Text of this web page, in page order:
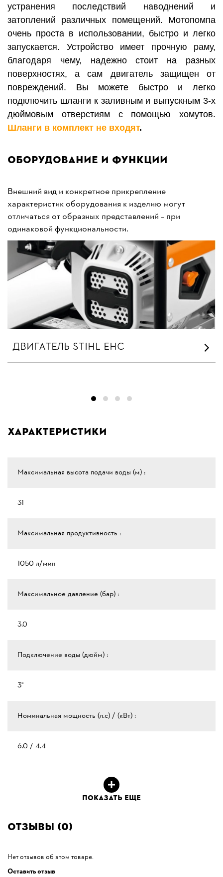
устранения последствий наводнений и
затоплений различных помещений. Мотопомпа
очень проста в использовании, быстро и легко
запускается. Устройство имеет прочную раму,
благодаря чему, надежно стоит на разных
поверхностях, а сам двигатель защищен от
повреждений. Вы можете быстро и легко
подключить шланги к заливным и выпускным 3-х
дюймовым отверстиям с помощью хомутов.
Шланги в комплект не входят.
Оборудование и функции
Внешний вид и конкретное прикрепление
характеристик оборудования к изделию могут
отличаться от образных представлений – при
одинаковой функциональности.
ДВИГАТЕЛЬ STIHL EHC
Характеристики
Максимальная высота подачи воды (м) :
31
Максимальная продуктивность :
1050 л/мин
Максимальное давление (бар) :
3.0
Подключение воды (дюйм) :
3"
Номинальная мощность (л.с) / (кВт) :
6.0 / 4.4
ПОКАЗАТЬ ЕЩЕ
Отзывы (0)
Нет отзывов об этом товаре.
Оставить отзыв